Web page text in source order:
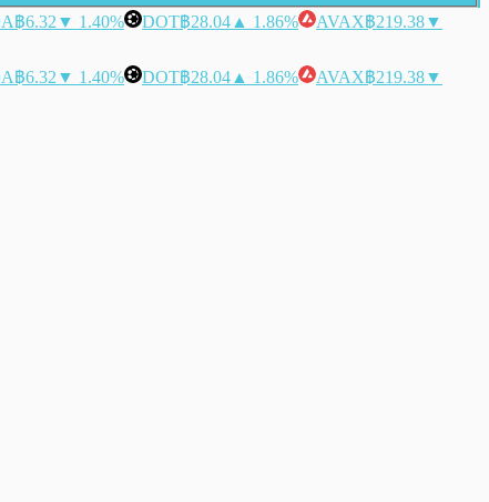
฿6.32 ▼ 1.40% DOT฿28.04 ▲ 1.86% AVAX฿219.38▼
฿6.32 ▼ 1.40% DOT฿28.04 ▲ 1.86% AVAX฿219.38▼